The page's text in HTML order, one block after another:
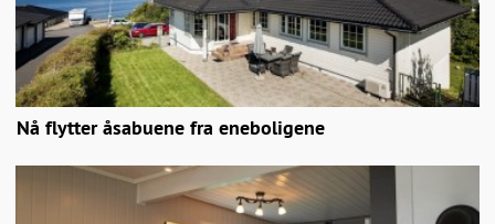
Nå flytter åsabuene fra eneboligene